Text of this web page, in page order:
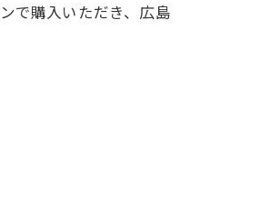
で購入いただき、広島